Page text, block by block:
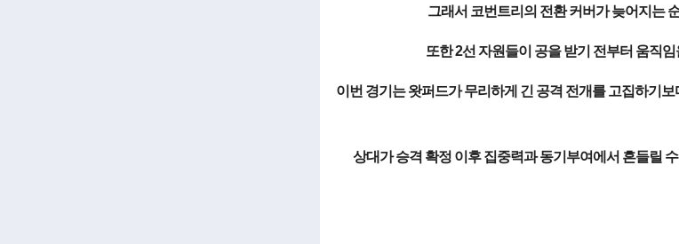
그래서 코번트리의 전환 커버가 늦어지는
또한 2선 자원들이 공을 받기 전부터 움직
이번 경기는 왓퍼드가 무리하게 긴 공격 전개를 고집하기
상대가 승격 확정 이후 집중력과 동기부여에서 흔들릴